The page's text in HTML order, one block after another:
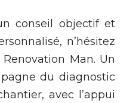
conseil objectif et
n’hésitez
Man. Un
du diagnostic
avec l’appui